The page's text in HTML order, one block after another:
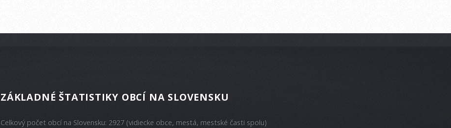
ZÁKLADNÉ ŠTATISTIKY OBCÍ NA SLOVENSKU
Celkový počet obcí na Slovensku: 2927 (vidiecke obce, mestá, mestské časti spolu)